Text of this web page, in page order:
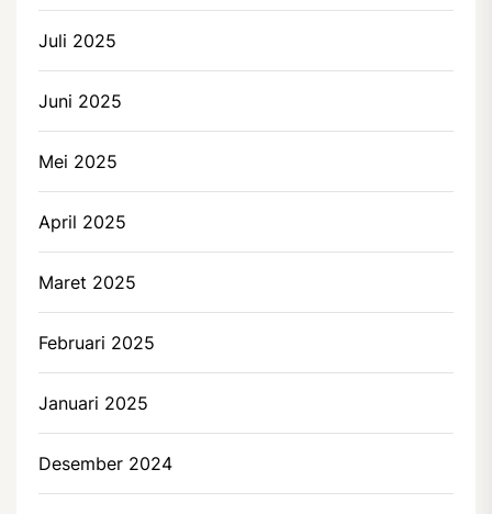
Juli 2025
Juni 2025
Mei 2025
April 2025
Maret 2025
Februari 2025
Januari 2025
Desember 2024